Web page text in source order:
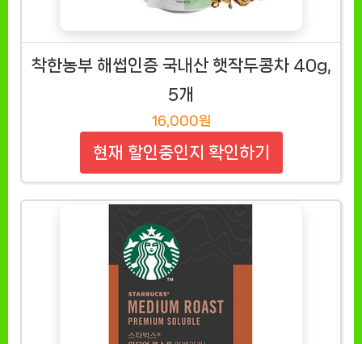
착한농부 해썹인증 국내산 햇작두콩차 40g,
5개
16,000원
현재 할인중인지 확인하기